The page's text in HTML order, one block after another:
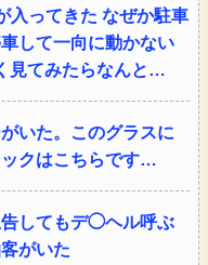
入ってきた なぜか駐車
して一向に動かない
見てみたらなんと…
いた。このグラスに
クはこちらです…
してもデ◯ヘル呼ぶ
がいた